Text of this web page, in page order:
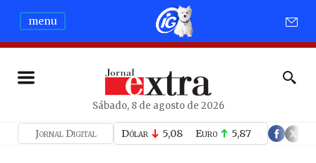
menu
Sábado, 8 de agosto de 2026
Jornal Digital Dólar 5,08 Euro 5,87